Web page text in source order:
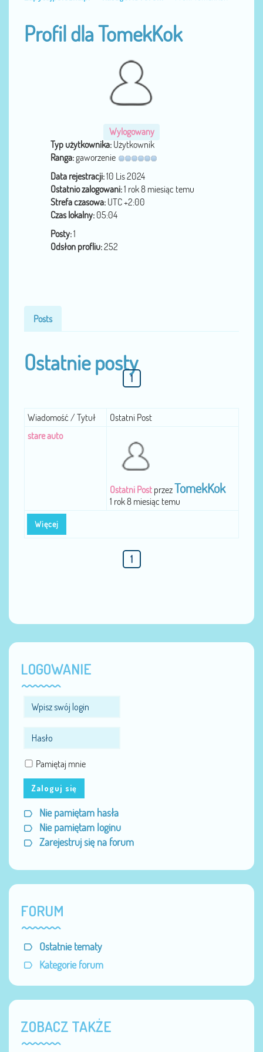
Profil dla TomekKok
Wylogowany
Typ użytkownika: Użytkownik
Ranga:gaworzenie
Data rejestracji:10 Lis 2024
Ostatnio zalogowani:1 rok 8 miesiąc temu
Strefa czasowa: UTC +2:00
Czas lokalny: 05:04
Posty:1
Odsłon profliu:252
Posts
Ostatnie posty
1
Wiadomość / Tytuł Ostatni Post
Więcej
stare auto
Ostatni Post przezTomekKok
1 rok 8 miesiąc temu
1
LOGOWANIE
Pamiętaj mnie
Zaloguj się
Nie pamiętam hasła
Nie pamiętam loginu
Zarejestruj się na forum
FORUM
Ostatnie tematy
Kategorie forum
ZOBACZ TAKŻE